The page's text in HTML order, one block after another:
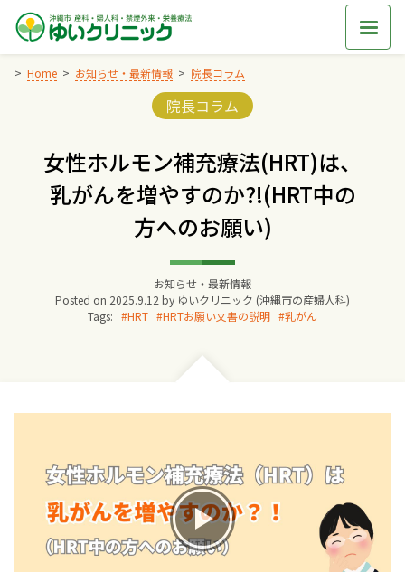
Skip
content
Home お知らせ・最新情報 院長コラム
Categories:
院長コラム
女性ホルモン補充療法(HRT)は、
乳がんを増やすのか?!(HRT中の
方へのお願い)
お知らせ・最新情報
Posted on 2025.9.12 by ゆいクリニック (沖縄市の産婦人科)
Tags:
HRT HRTお願い文書の説明 乳がん
交通アクセス
院長からのごあいさつ
ゆいクリニックの経営理念
親と子の結びつき支援
母乳育児